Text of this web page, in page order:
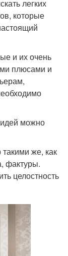
легких
которые
и их очень
плюсами и
можно
же, как
фактуры.
целостность